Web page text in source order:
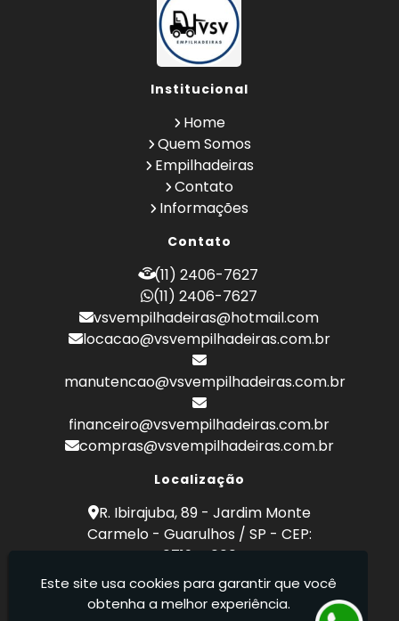
Aluguel de Empilhadeira Elétrica
Aluguel de Empilhadeira Elétrica Preço
Aluguel de Empilhadeira Mensal
Aluguel de Empilhadeira Preço
Aluguel de Empilhadeira Valor
Aluguel de Empilhadeiras Eletricas
Conserto de Empilhadeira
Contrato de Locação de Empilhadeira
Empilhadeira a Combustão
Empilhadeira a Combustão Hyster
Empilhadeira Hyster
Empilhadeira Hyster Preço
Empilhadeira Locação
Empilhadeira Toyota
Empresa de Empilhadeira
Empresa de Locação de Empilhadeira
Empresa de Manutenção de Empilhadeira
Empresas de Manutenção de Empilhadeiras
Locação de Empilhadeira
Locação de Empilhadeiras Eletricas
Locação Empilhadeira Hyster
Locação Empilhadeira para Hipermercados
Manutenção de Empilhadeiras
Manutenção em Empilhadeiras
Peças de Empilhadeiras
Peças para Empilhadeiras
Institucional
Home
Quem Somos
Empilhadeiras
Contato
Informações
Contato
(11) 2406-7627
(11) 2406-7627
vsvempilhadeiras@hotmail.com
locacao@vsvempilhadeiras.com.br
manutencao@vsvempilhadeiras.com.br
financeiro@vsvempilhadeiras.com.br
compras@vsvempilhadeiras.com.br
Localização
R. Ibirajuba, 89 - Jardim Monte
Carmelo - Guarulhos / SP - CEP:
07194-000
VSV Empilhadeiras - Venda, locação e
manutenção de empilhadeiras
Este site usa cookies para garantir que você
obtenha a melhor experiência.